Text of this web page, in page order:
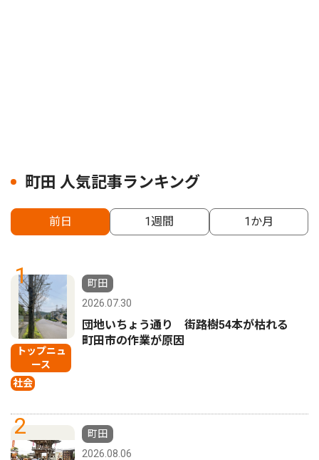
町田 人気記事ランキング
前日 1週間 1か月
1
トップニュ
ース
社会
町田
2026.07.30
団地いちょう通り 街路樹54本が枯れる
町田市の作業が原因
2
町田
2026.08.06